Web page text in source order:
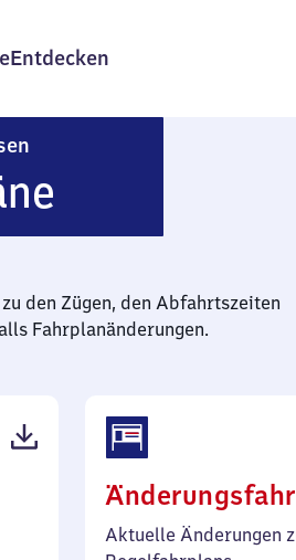
Entdecken
den Zügen, den Abfahrtszeiten
Fahrplanänderungen.
Aktuelle Änderungen